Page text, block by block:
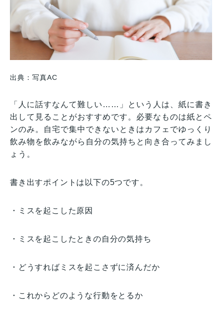
出典：写真AC
「人に話すなんて難しい……」という人は、紙に書き
出して見ることがおすすめです。必要なものは紙とペ
ンのみ。自宅で集中できないときはカフェでゆっくり
飲み物を飲みながら自分の気持ちと向き合ってみまし
ょう。
書き出すポイントは以下の5つです。
・ミスを起こした原因
・ミスを起こしたときの自分の気持ち
・どうすればミスを起こさずに済んだか
・これからどのような行動をとるか